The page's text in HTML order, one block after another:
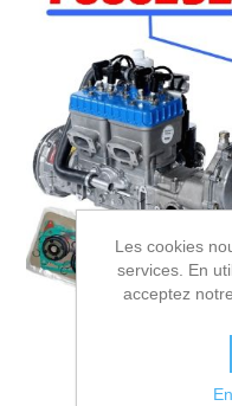
Les cookies
services. En
acceptez